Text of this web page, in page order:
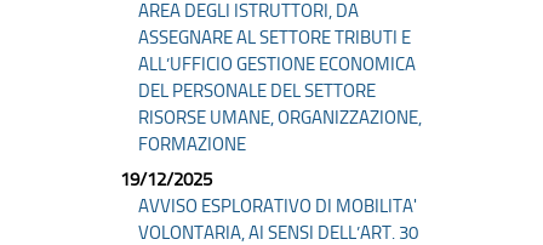
AREA DEGLI ISTRUTTORI, DA
ASSEGNARE AL SETTORE TRIBUTI E
ALL’UFFICIO GESTIONE ECONOMICA
DEL PERSONALE DEL SETTORE
RISORSE UMANE, ORGANIZZAZIONE,
FORMAZIONE
19/12/2025
AVVISO ESPLORATIVO DI MOBILITA'
VOLONTARIA, AI SENSI DELL’ART. 30